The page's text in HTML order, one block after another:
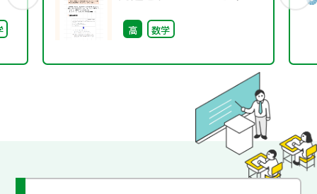
（第1回）
高 数学